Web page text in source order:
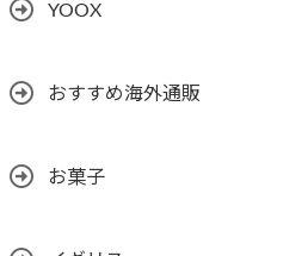
YOOX
おすすめ海外通販
お菓子